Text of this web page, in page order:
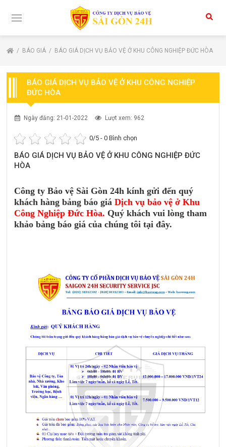
BÁO GIÁ BÁO GIÁ DỊCH VỤ BẢO VỆ Ở KHU CÔNG NGHIỆP ĐỨC HÒA
BÁO GIÁ DỊCH VỤ BẢO VỆ Ở KHU CÔNG NGHIỆP
ĐỨC HÒA
Ngày đăng: 21-01-2022 Lượt xem: 962
0/5 -0 Bình chọn
BÁO GIÁ DỊCH VỤ BẢO VỆ Ở KHU CÔNG NGHIỆP ĐỨC
HÒA
Công ty Bảo vệ Sài Gòn 24h kính gửi đến quý
khách hàng bảng báo giáDịch vụ bảo vệ ở Khu
Công Nghiệp Đức Hòa. Quý khách vui lòng tham
khảo bảng báo giá của chúng tôi tại đây.